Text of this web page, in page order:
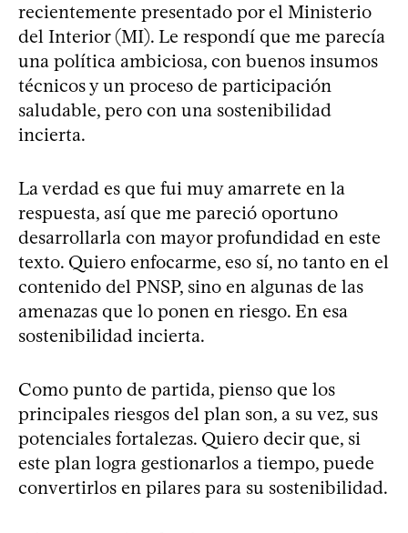
recientemente presentado por el Ministerio
del Interior (MI). Le respondí que me parecía
una política ambiciosa, con buenos insumos
técnicos y un proceso de participación
saludable, pero con una sostenibilidad
incierta.
La verdad es que fui muy amarrete en la
respuesta, así que me pareció oportuno
desarrollarla con mayor profundidad en este
texto. Quiero enfocarme, eso sí, no tanto en el
contenido del PNSP, sino en algunas de las
amenazas que lo ponen en riesgo. En esa
sostenibilidad incierta.
Como punto de partida, pienso que los
principales riesgos del plan son, a su vez, sus
potenciales fortalezas. Quiero decir que, si
este plan logra gestionarlos a tiempo, puede
convertirlos en pilares para su sostenibilidad.